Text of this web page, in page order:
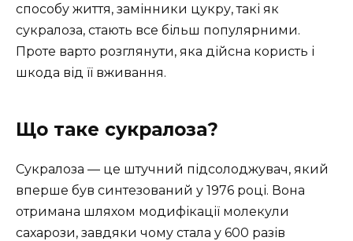
способу життя, замінники цукру, такі як
сукралоза, стають все більш популярними.
Проте варто розглянути, яка дійсна користь і
шкода від її вживання.
Що таке сукралоза?
Сукралоза — це штучний підсолоджувач, який
вперше був синтезований у 1976 році. Вона
отримана шляхом модифікації молекули
сахарози, завдяки чому стала у 600 разів